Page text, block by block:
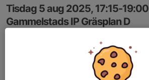
Tisdag 5 aug 2025, 17:15-19:00
Gammelstads IP Gräsplan D